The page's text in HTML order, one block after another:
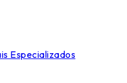
Especializados